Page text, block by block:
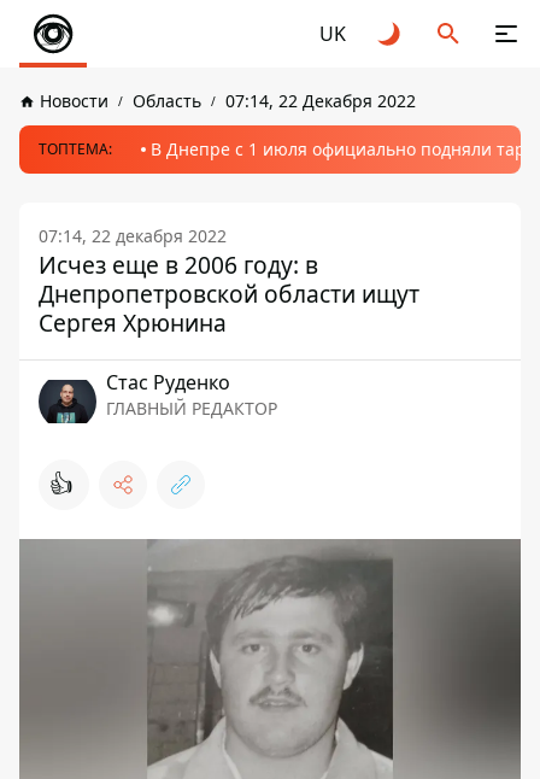
UK
Новости Область 07:14, 22 Декабря 2022
ТОПТЕМА: В Днепре с 1 июля официально подняли
07:14, 22 декабря 2022
Исчез еще в 2006 году: в
Днепропетровской области ищут
Сергея Хрюнина
Стаc Руденко
ГЛАВНЫЙ РЕДАКТОР
👍